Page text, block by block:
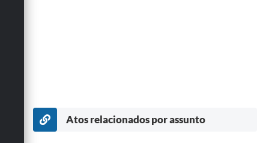
Atos relacionados por assunto